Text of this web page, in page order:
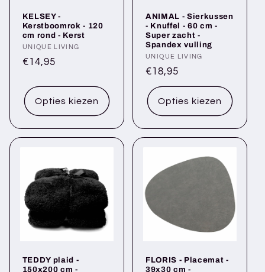
KELSEY -
Kerstboomrok - 120
cm rond - Kerst
Verkoper:
UNIQUE LIVING
Normale
€14,95
Opties kiezen
ANIMAL - Sierkussen
- Knuffel - 60 cm -
Super zacht -
Spandex vulling
Verkoper:
UNIQUE LIVING
Normale
prijs
€18,95
Opties kiezen
TEDDY plaid -
150x200 cm -
FLORIS - Placemat -
39x30 cm -